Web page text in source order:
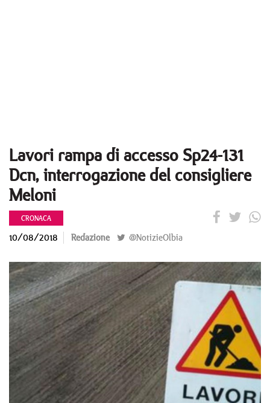
Lavori rampa di accesso Sp24-131
Dcn, interrogazione del consigliere
Meloni
CRONACA
10/08/2018 Redazione @NotizieOlbia